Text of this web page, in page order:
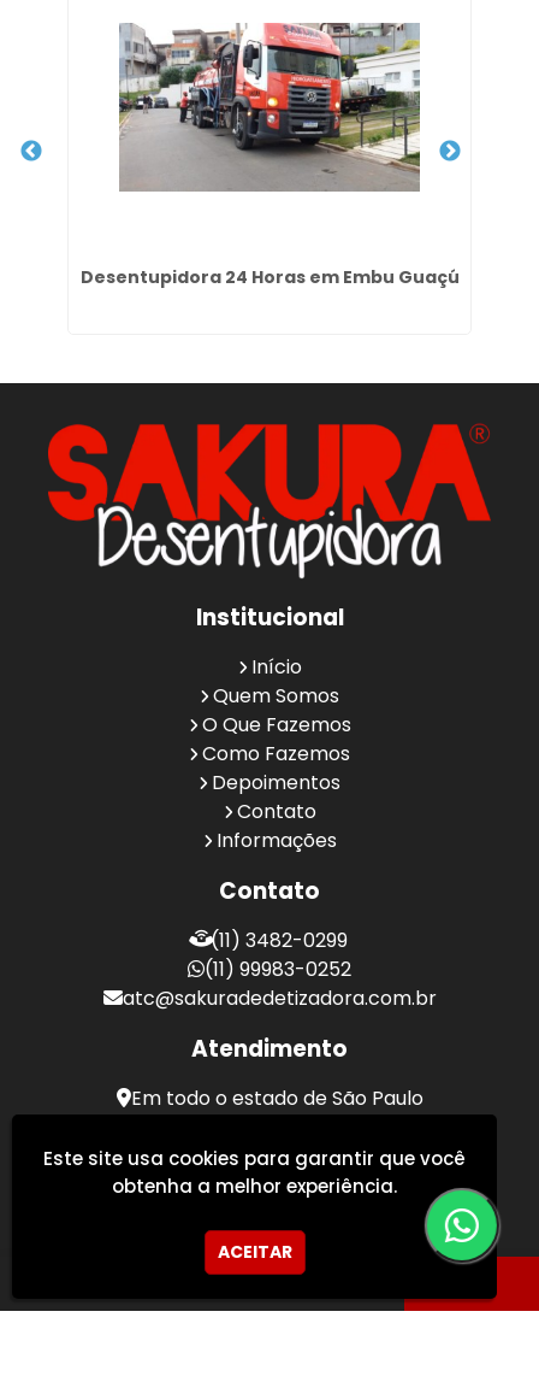
Desentupidora 24 Horas em Embu Guaçú
Institucional
Início
Quem Somos
O Que Fazemos
Como Fazemos
Depoimentos
Contato
Informações
Contato
(11) 3482-0299
(11) 99983-0252
atc@sakuradedetizadora.com.br
Atendimento
Em todo o estado de São Paulo
Este site usa cookies para garantir que você
obtenha a melhor experiência.
ACEITAR